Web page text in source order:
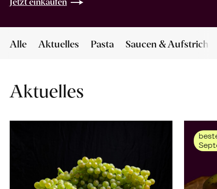
Alle Aktuelles Pasta Saucen & Aufstriche
Aktuelles